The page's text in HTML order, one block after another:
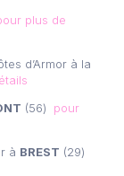
plus de
d’Armor à la
(56) pour
à BREST (29)